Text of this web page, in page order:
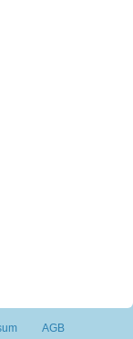
AGB